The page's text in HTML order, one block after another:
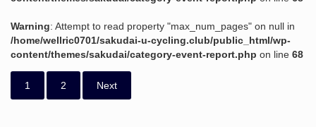
Warning: Attempt to read property "max_num_pages" on null in
/home/wellric0701/sakudai-u-cycling.club/public_html/wp-
content/themes/sakudai/category-event-report.php on line 68
1 2 Next